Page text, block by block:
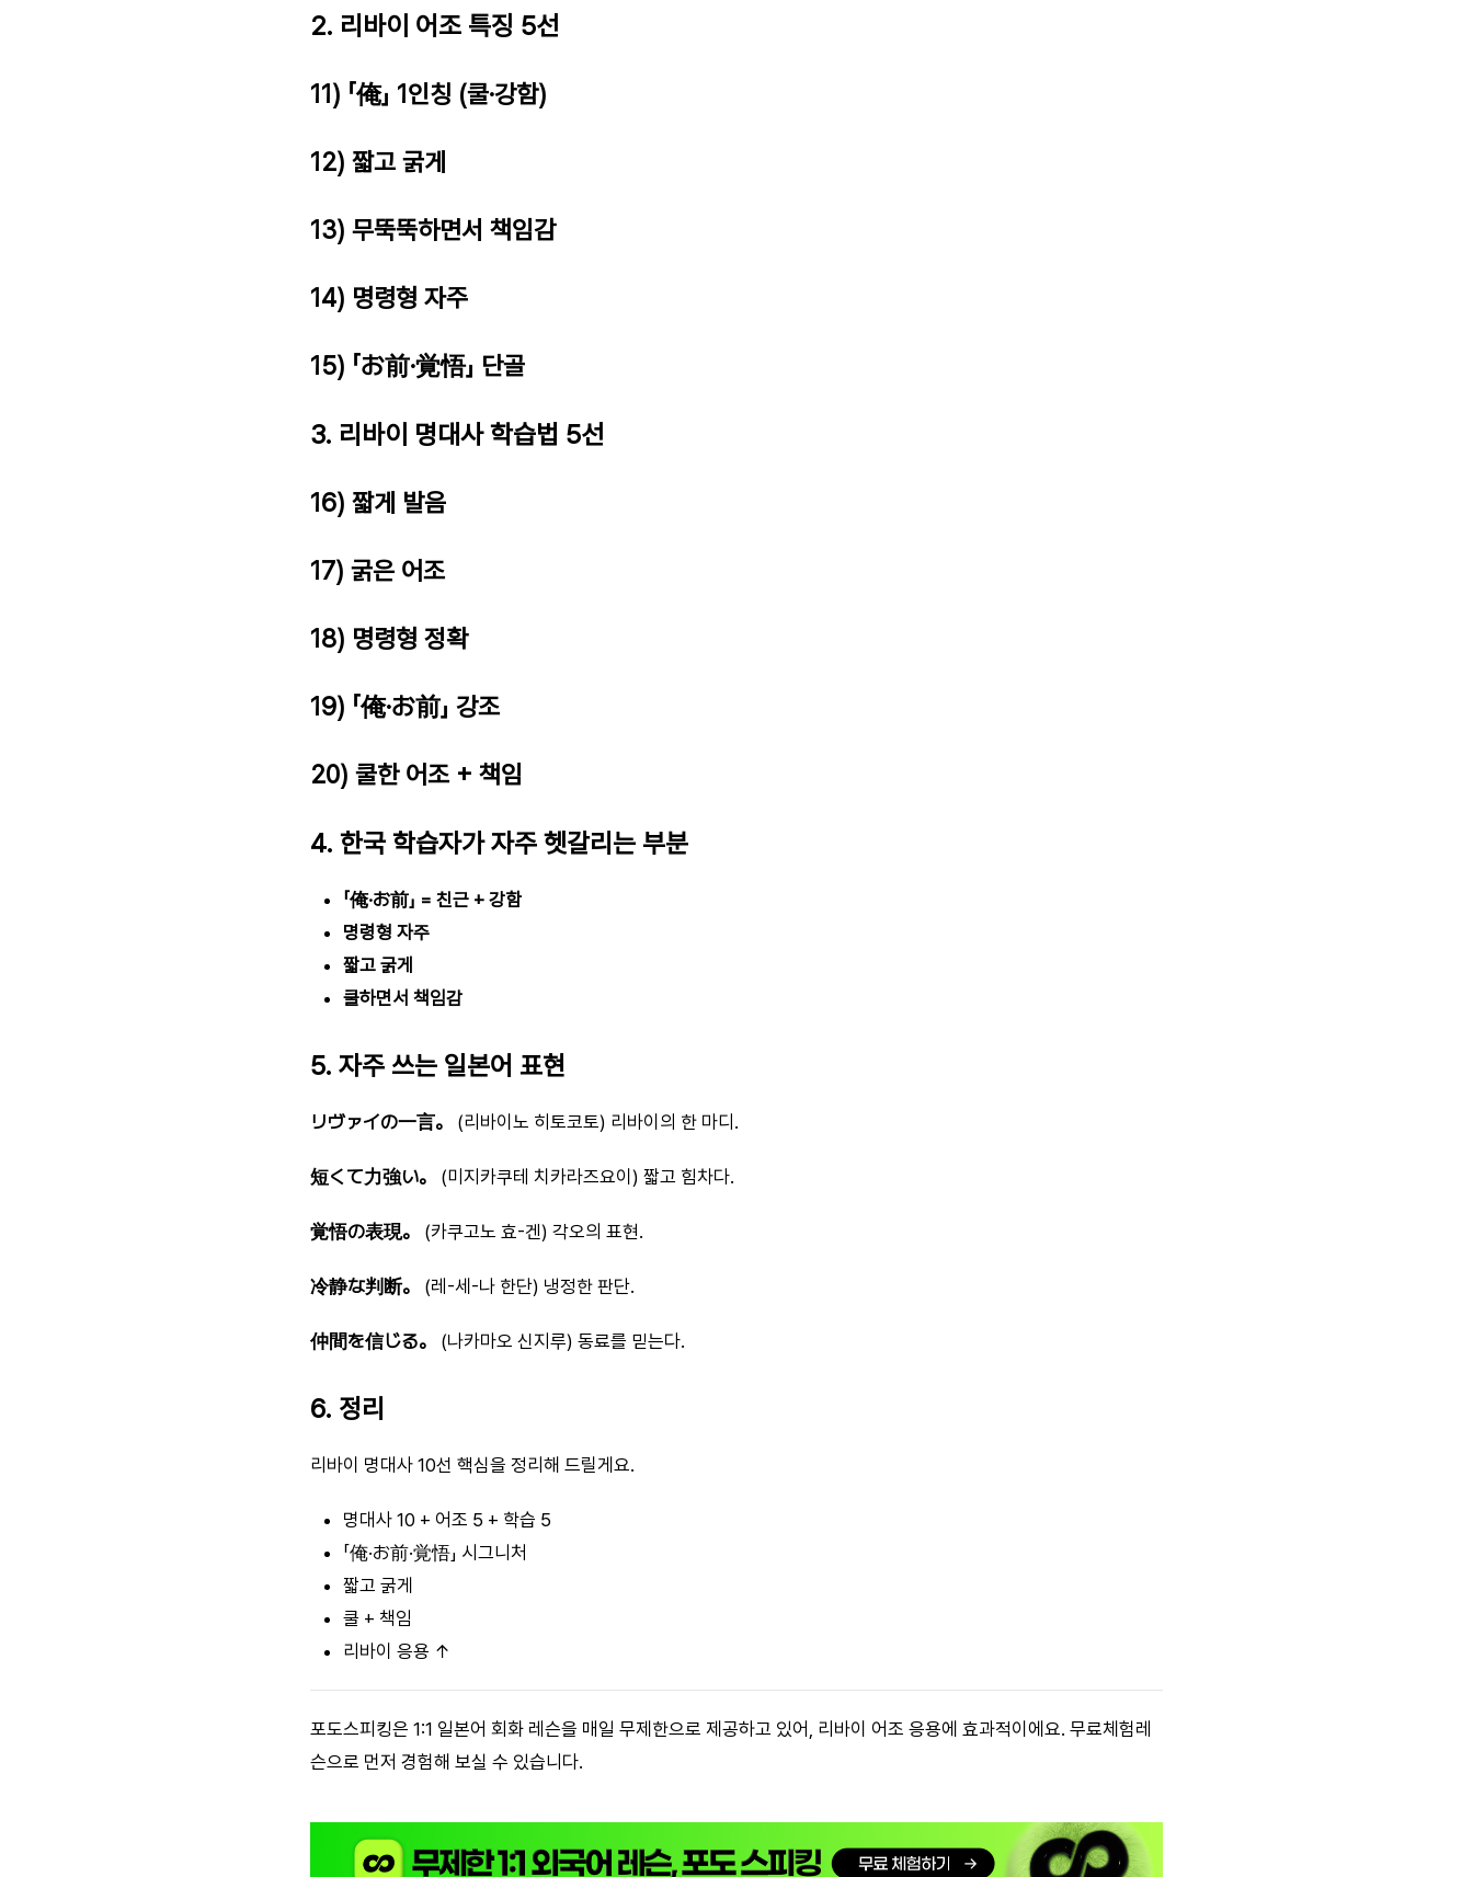
2. 리바이 어조 특징 5선
11) 「俺」 1인칭 (쿨·강함)
12) 짧고 굵게
13) 무뚝뚝하면서 책임감
14) 명령형 자주
15) 「お前·覚悟」 단골
3. 리바이 명대사 학습법 5선
16) 짧게 발음
17) 굵은 어조
18) 명령형 정확
19) 「俺·お前」 강조
20) 쿨한 어조 + 책임
4. 한국 학습자가 자주 헷갈리는 부분
「俺·お前」 = 친근 + 강함
명령형 자주
짧고 굵게
쿨하면서 책임감
5. 자주 쓰는 일본어 표현
リヴァイの一言。 (리바이노 히토코토) 리바이의 한 마디.
短くて力強い。 (미지카쿠테 치카라즈요이) 짧고 힘차다.
覚悟の表現。 (카쿠고노 효-겐) 각오의 표현.
冷静な判断。 (레-세-나 한단) 냉정한 판단.
仲間を信じる。 (나카마오 신지루) 동료를 믿는다.
6. 정리
리바이 명대사 10선 핵심을 정리해 드릴게요.
명대사 10 + 어조 5 + 학습 5
「俺·お前·覚悟」 시그니처
짧고 굵게
쿨 + 책임
리바이 응용 ↑
포도스피킹은 1:1 일본어 회화 레슨을 매일 무제한으로 제공하고 있어, 리바이 어조 응용에 효과적이에요. 무료체험레
슨으로 먼저 경험해 보실 수 있습니다.